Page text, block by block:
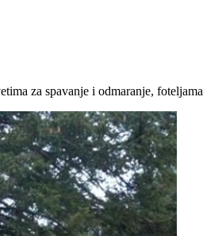
za spavanje i odmaranje,